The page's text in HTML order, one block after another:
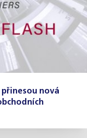
nová